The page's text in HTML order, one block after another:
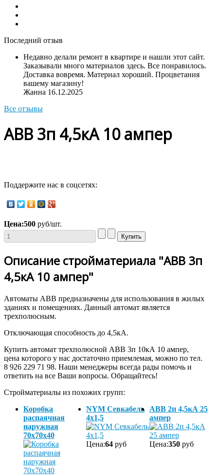
Последний отзыв
Недавно делали ремонт в квартире и нашли этот сайт.
Заказывали много материалов здесь. Все понравилось.
Доставка вовремя. Материал хороший. Процветания
вашему магазину!
Жанна 16.12.2025
Все отзывы
ABB 3п 4,5кА 10 ампер
Поддержите нас в соцсетях:
Цена:500 руб/шт.
Описание стройматериала "ABB 3п
4,5кА 10 ампер"
Автоматы ABB предназначены для использования в жилых
зданиях и помещениях. Данный автомат является
трехполюсным.
Отключающая способность до 4,5кА.
Купить автомат трехполюсной ABB 3п 10кА 10 ампер,
цена которого у нас достаточно приемлемая, можно по тел.
8 926 229 71 98. Наши менеджеры всегда рады помочь и
ответить на все Ваши вопросы. Обращайтесь!
Стройматериалы из похожих групп:
Коробка
распаячная
наружная
70х70х40
NYM Севкабель
4х1,5
Цена:64 руб
ABB 2п 4,5кА 25
ампер
Цена:350руб